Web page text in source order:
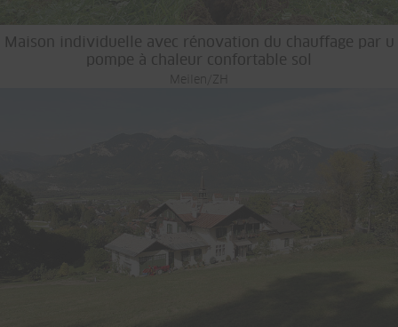
Maison individuelle avec rénovation du chauffage par u
pompe à chaleur confortable sol
Meilen/ZH